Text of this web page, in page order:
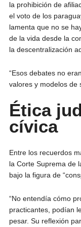
la prohibición de
el voto de los
lamenta que no se
de la vida desde la
la descentralización
“Esos debates no
valores y modelos de
Ética
cívica
Entre los recuerdos
la Corte Suprema de
bajo la figura de
“No entendía cómo
practicantes, podían
pesar. Su reflexión